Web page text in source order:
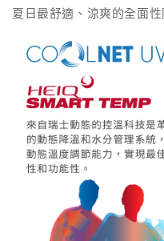
夏日最舒適、涼爽的全面性